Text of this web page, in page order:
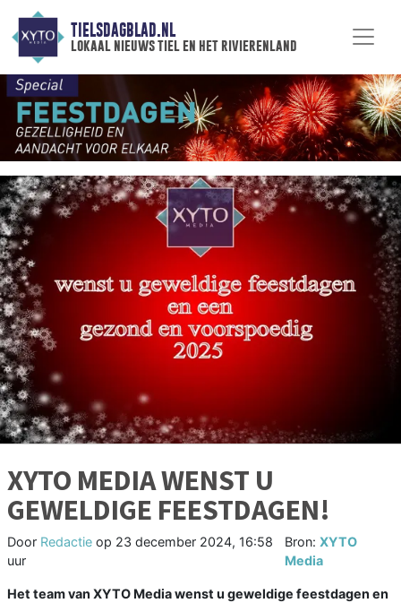
TIELSDAGBLAD.NL
lokaal nieuws tiel en het rivierenland
XYTO MEDIA WENST U
GEWELDIGE FEESTDAGEN!
Door Redactie op 23 december 2024, 16:58
uur
Bron: XYTO
Media
Het team van XYTO Media wenst u geweldige feestdagen en